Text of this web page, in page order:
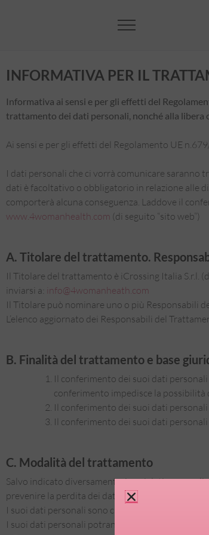
INFORMATIVA PER IL
Informativa ai sensi e per gli effetti del
trattamento dei dati personali, nonché alla libera
Ai sensi e per gli effetti del Regolamento UE
I dati personali che ci vorrà comunicare
dati è facoltativo o obbligatorio in relazione alle
comporterà alcuna conseguenza. Laddove il
www.4womanhealth.com (di seguito “sito web”)
A. Titolare del trattamento.
Il Titolare del trattamento è iCrossing Italia S.r.l.
inviarsi a: info@4womanheath.com
Il Titolare può nominare uno o più Responsabili
L’elenco aggiornato dei Responsabili del
B. Finalità del trattamento e base
Il conferimento dei suoi dati
conferimento impedisce la possibilità
Il conferimento dei suoi dati
Il conferimento dei suoi dati
C. Modalità del trattamento
Salvo indicato diversamente, i suoi dati
prevenire la perdita dei dati, usi illeciti o non
I suoi dati personali sono custoditi esclusivamente
I suoi dati personali potranno essere trattati,